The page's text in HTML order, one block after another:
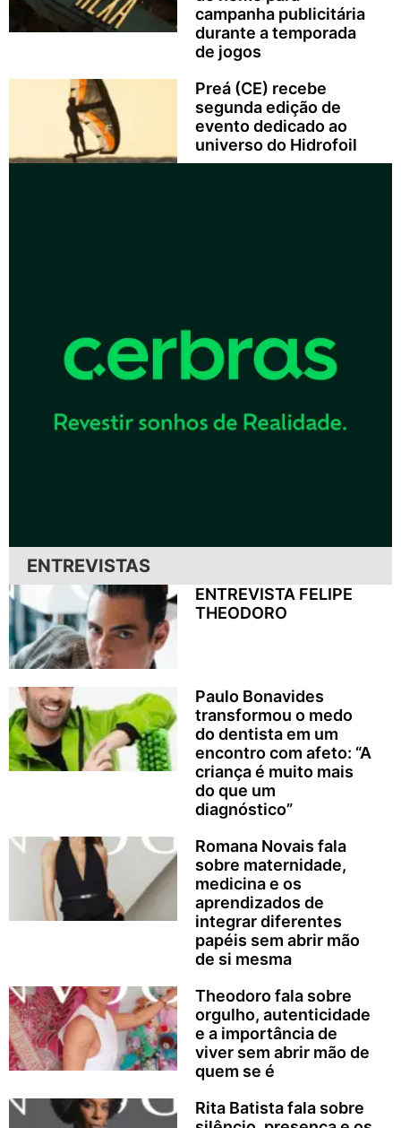
campanha publicitária
durante a temporada
de jogos
Preá (CE) recebe
segunda edição de
evento dedicado ao
universo do Hidrofoil
ENTREVISTAS
ENTREVISTA FELIPE
THEODORO
Paulo Bonavides
transformou o medo
do dentista em um
encontro com afeto: “A
criança é muito mais
do que um
diagnóstico”
Romana Novais fala
sobre maternidade,
medicina e os
aprendizados de
integrar diferentes
papéis sem abrir mão
de si mesma
Theodoro fala sobre
orgulho, autenticidade
e a importância de
viver sem abrir mão de
quem se é
Rita Batista fala sobre